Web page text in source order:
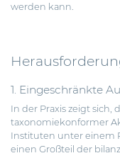
werden kann.
1. Eingeschränkte
In der Praxis zeigt sich,
taxonomiekonformer
Instituten unter einem
einen Großteil der